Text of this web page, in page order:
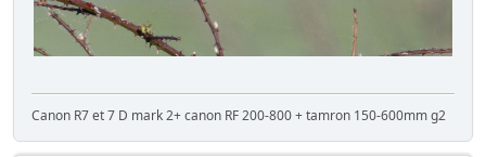
Canon R7 et 7 D mark 2+ canon RF 200-800 + tamron 150-600mm g2